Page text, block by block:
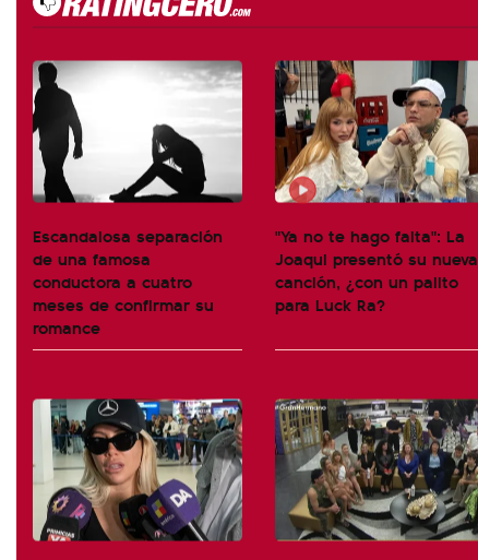
Escandalosa separación
de una famosa
conductora a cuatro
meses de confirmar su
romance
"Ya no te hago falta": La
Joaqui presentó su nueva
canción, ¿con un palito
para Luck Ra?